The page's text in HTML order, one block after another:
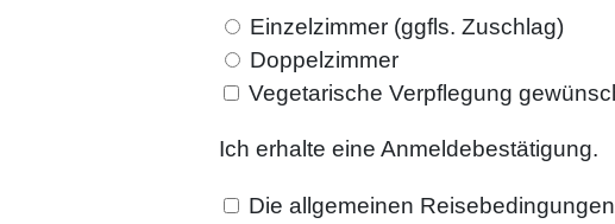
Einzelzimmer (ggfls. Zuschlag)
Doppelzimmer
Vegetarische Verpflegung
Ich erhalte eine Anmeldebestätigung.
Die allgemeinen Reisebedingungen